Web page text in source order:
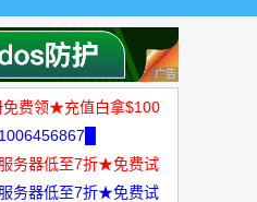
广告 商业广告，理
免费领★充值白拿$100
务器低至7折★免费试
务器低至7折★免费试